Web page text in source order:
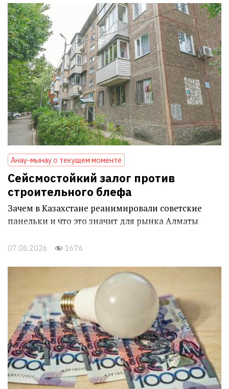
Анау-мынау о текущем моменте
Сейсмостойкий залог против
строительного блефа
Зачем в Казахстане реанимировали советские
панельки и что это значит для рынка Алматы
07.08.2026 1676